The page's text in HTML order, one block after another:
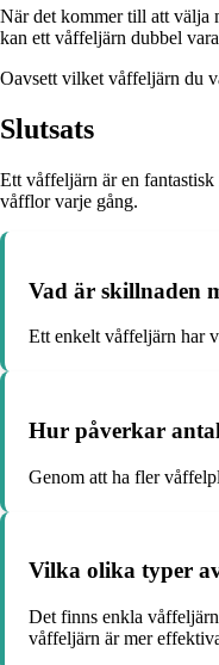
När det kommer till att välja
kan ett våffeljärn dubbel
Oavsett vilket våffeljärn du
Slutsats
Ett våffeljärn är en
våfflor varje gång.
Vad är skillnaden
Ett enkelt våffeljärn har
Hur påverkar
Genom att ha fler
Vilka olika typer
Det finns enkla
våffeljärn är mer